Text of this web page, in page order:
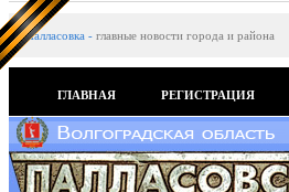
Палласовка - главные новости города и района
ГЛАВНАЯ РЕГИСТРАЦИЯ